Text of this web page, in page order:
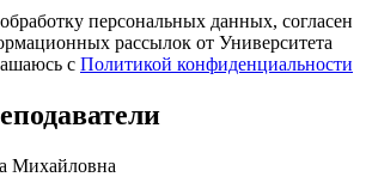
персональных данных, согласен
рассылок от Университета
c Политикой конфиденциальности
Михайловна